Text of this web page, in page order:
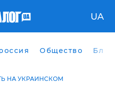
UA
Общество
НА УКРАИНСКОМ